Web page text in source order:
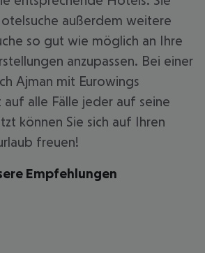
außerdem weitere
so gut wie möglich an Ihre
anzupassen. Bei einer
Ajman mit Eurowings
alle Fälle jeder auf seine
können Sie sich auf Ihren
freuen!
Empfehlungen